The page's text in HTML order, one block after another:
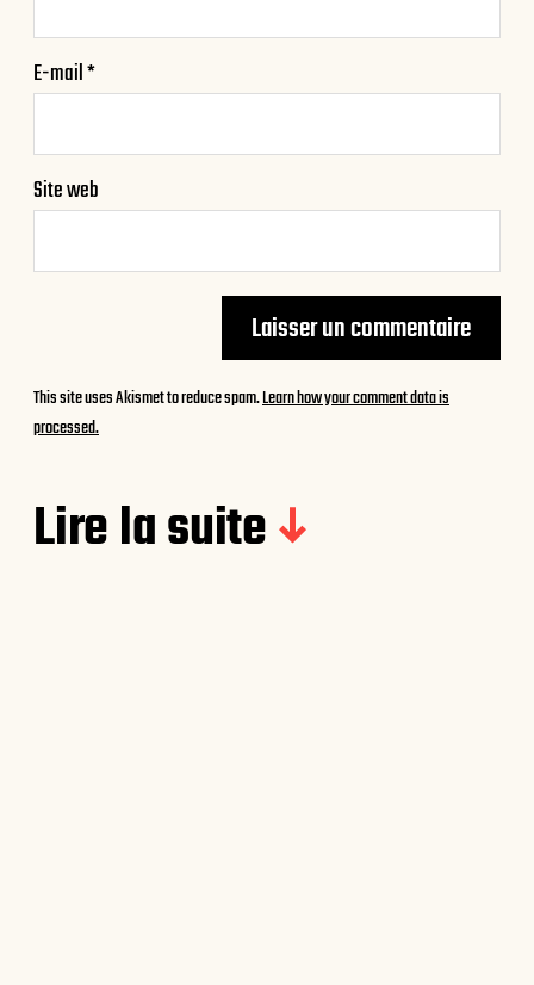
E-mail*
Site web
This site uses Akismet to reduce spam.Learn how your comment data is
processed.
Lire la suite